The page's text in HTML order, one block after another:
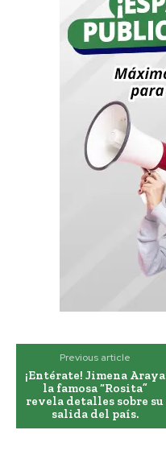
Previous article
¡Entérate! Jimena Araya
la famosa “Rosita”
revela detalles sobre su
salida del país.